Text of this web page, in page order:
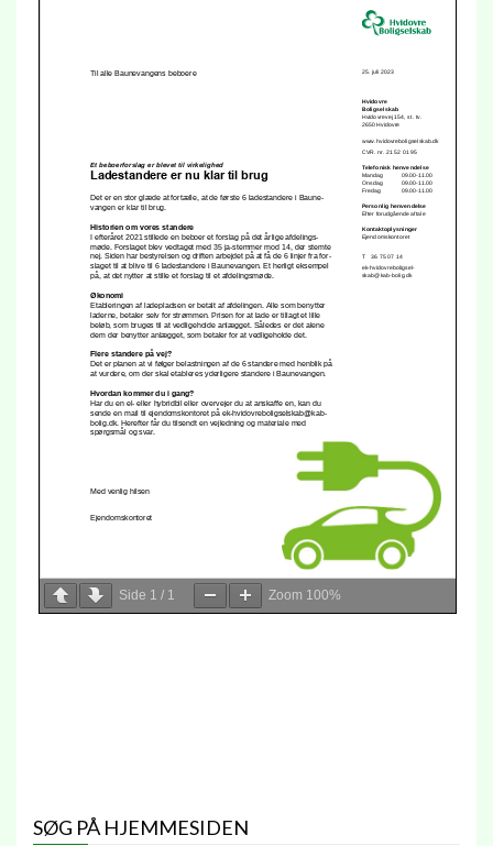
Side 1 / 1 Zoom 100%
SØG PÅ HJEMMESIDEN